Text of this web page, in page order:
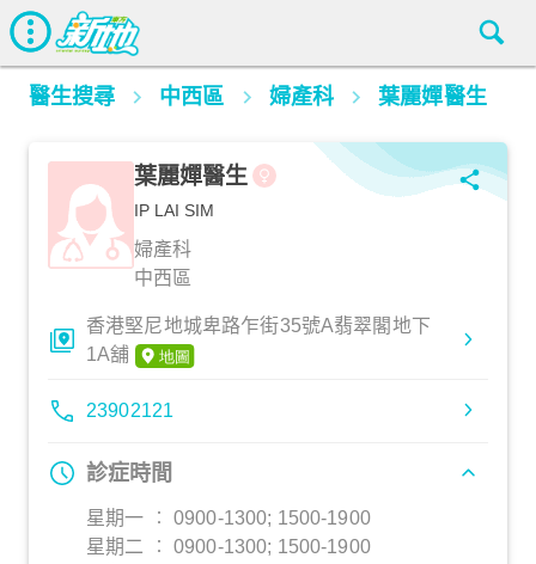
醫生搜尋 中西區 婦產科 葉麗嬋醫生
葉麗嬋醫生
IP LAI SIM
婦產科
中西區
香港堅尼地城卑路乍街35號A翡翠閣地下
1A舖
23902121
診症時間
星期一 ︰ 0900-1300; 1500-1900
星期二 ︰ 0900-1300; 1500-1900